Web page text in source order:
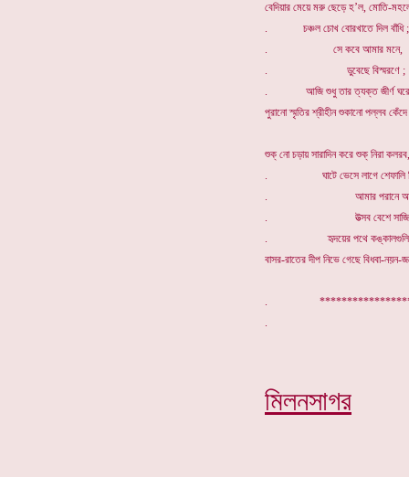
বেদিয়ার মেয়ে মরু ছেড়ে হ’ল, মোতি-
. চঞ্চল চোখ বোরখাতে দিল বাঁধি ;
. সে কবে আমার মনে,
. ডুবেছে বিস্মরণে ;
. আজি শুধু তার ত্যক্ত জীর্ণ
পুরানো স্মৃতির শ্রীহীন শুকানো পল্লব
শুক্ নো চড়ায় সারাদিন করে শুক্ নিরা কলরব,
. ঘাটে ভেসে লাগে শেফালি
. আমার পরানে
. উত্সব বেশে
. হৃদয়ের পথে কঙ্কালগুলি
বাসর-রাতের দীপ নিভে গেছে বিধবা-নয়ন-
.
মিলনসাগর